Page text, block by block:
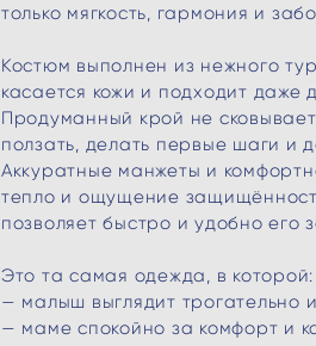
только мягкость, гармония и
Костюм выполнен из нежного
касается кожи и подходит даже
Продуманный крой не
ползать, делать первые шаги и
Аккуратные манжеты и
тепло и ощущение
позволяет быстро и удобно его
Это та самая одежда, в которой:
— малыш выглядит трогательно
— маме спокойно за комфорт и